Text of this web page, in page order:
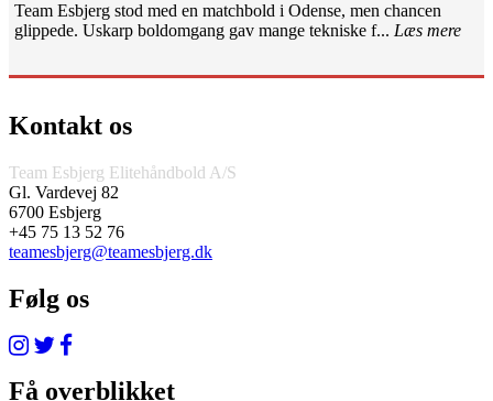
Team Esbjerg stod med en matchbold i Odense, men chancen
glippede. Uskarp boldomgang gav mange tekniske f... Læs mere
Kontakt os
Team Esbjerg Elitehåndbold A/S
Gl. Vardevej 82
6700 Esbjerg
+45 75 13 52 76
teamesbjerg@teamesbjerg.dk
Følg os
Få overblikket